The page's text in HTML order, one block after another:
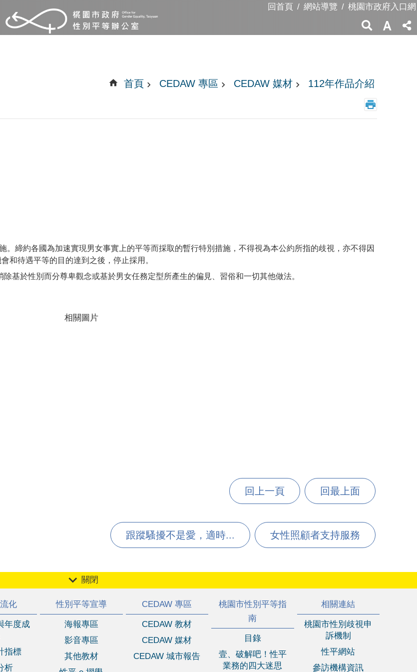
回首頁 網站導覽 桃園市政府入口網
首頁 CEDAW 專區 CEDAW 媒材 112年作品介紹
。締約各國為加速實現男女事實上的平等而採取的暫行特別措施，不得視為本公約所指的歧視，亦不得因
和待遇平等的目的達到之後，停止採用。
基於性別而分尊卑觀念或基於男女任務定型所產生的偏見、習俗和一切其他做法。
相關圖片
回上一頁 回最上面
跟蹤騷擾不是愛，適時... 女性照顧者支持服務
關閉
化
年度成
指標
析
性別平等宣導
海報專區
影音專區
其他教材
CEDAW 專區
CEDAW 教材
CEDAW 媒材
CEDAW 城市報告
桃園市性別平等指
南
目錄
壹、破解吧！性平
業務的四大迷思
相關連結
桃園市性別歧視申
訴機制
性平網站
參訪機構資訊